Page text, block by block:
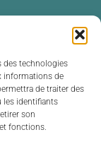
des technologies
informations de
de traiter des
les identifiants
son
fonctions.
à 17h30
à 17h30